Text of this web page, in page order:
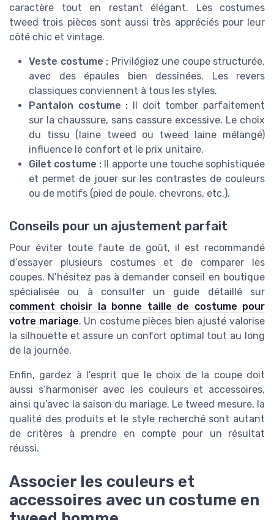
caractère tout en restant élégant. Les costumes
tweed trois pièces sont aussi très appréciés pour leur
côté chic et vintage.
Veste costume : Privilégiez une coupe structurée,
avec des épaules bien dessinées. Les revers
classiques conviennent à tous les styles.
Pantalon costume : Il doit tomber parfaitement
sur la chaussure, sans cassure excessive. Le choix
du tissu (laine tweed ou tweed laine mélangé)
influence le confort et le prix unitaire.
Gilet costume : Il apporte une touche sophistiquée
et permet de jouer sur les contrastes de couleurs
ou de motifs (pied de poule, chevrons, etc.).
Conseils pour un ajustement parfait
Pour éviter toute faute de goût, il est recommandé
d’essayer plusieurs costumes et de comparer les
coupes. N’hésitez pas à demander conseil en boutique
spécialisée ou à consulter un guide détaillé sur
comment choisir la bonne taille de costume pour
votre mariage. Un costume pièces bien ajusté valorise
la silhouette et assure un confort optimal tout au long
de la journée.
Enfin, gardez à l’esprit que le choix de la coupe doit
aussi s’harmoniser avec les couleurs et accessoires,
ainsi qu’avec la saison du mariage. Le tweed mesure, la
qualité des produits et le style recherché sont autant
de critères à prendre en compte pour un résultat
réussi.
Associer les couleurs et
accessoires avec un costume en